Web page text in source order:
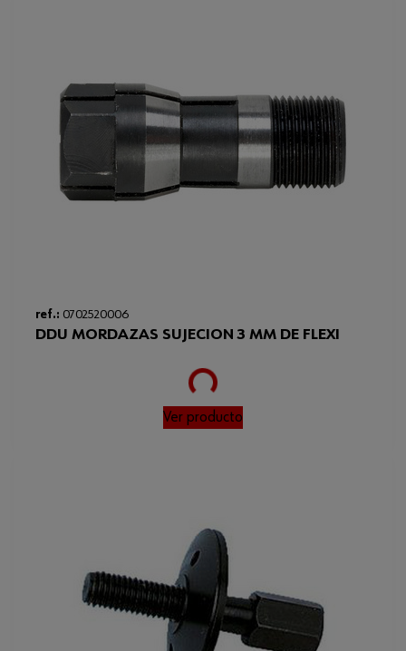
ref.: 0702520006
DDU MORDAZAS SUJECION 3 MM DE FLEXI
Loading...
Ver producto